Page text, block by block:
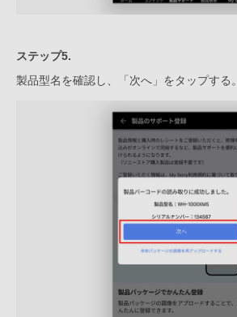
ステップ5.
製品型名を確認し、「次へ」をタップする。